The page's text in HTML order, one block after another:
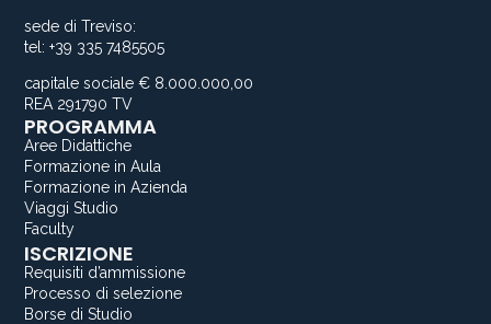
sede di Treviso:
tel: +39 335 7485505
capitale sociale € 8.000.000,00
REA 291790 TV
PROGRAMMA
Aree Didattiche
Formazione in Aula
Formazione in Azienda
Viaggi Studio
Faculty
ISCRIZIONE
Requisiti d’ammissione
Processo di selezione
Borse di Studio